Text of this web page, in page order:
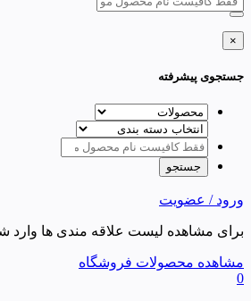
×
جستجوی پیشرفته
ورود / عضویت
برای مشاهده لیست علاقه مندی ها وارد
مشاهده محصولات فروشگاه
0